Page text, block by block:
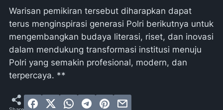
Warisan pemikiran tersebut diharapkan dapat
terus menginspirasi generasi Polri berikutnya untuk
mengembangkan budaya literasi, riset, dan inovasi
dalam mendukung transformasi institusi menuju
Polri yang semakin profesional, modern, dan
terpercaya. **